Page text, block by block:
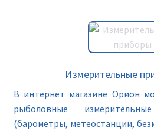
Измерительные
В интернет магазине Орион
рыболовные
(барометры, метеостанции,